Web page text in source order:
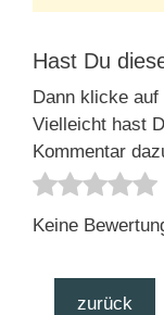
Hast Du
Dann klicke auf
Vielleicht hast
Kommentar
Keine
zurück